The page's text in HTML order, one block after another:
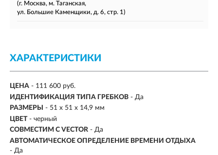
(г. Москва, м. Таганская,
ул. Большие Каменщики, д. 6, стр. 1)
ХАРАКТЕРИСТИКИ
ЦЕНА - 111 600 руб.
ИДЕНТИФИКАЦИЯ ТИПА ГРЕБКОВ - Да
РАЗМЕРЫ
- 51 х 51 х 14,9 мм
ЦВЕТ - черный
СОВМЕСТИМ С VECTOR - Да
АВТОМАТИЧЕСКОЕ ОПРЕДЕЛЕНИЕ ВРЕМЕНИ ОТДЫХА
- Да